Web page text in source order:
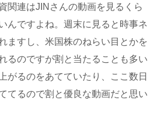
関連はJINさんの動画を見るくら
んですよね。週末に見ると時事ネ
ますし、米国株のねらい目とかを
るのですが割と当たることも多い
がるのをあてていたり、ここ数日
てるので割と優良な動画だと思い